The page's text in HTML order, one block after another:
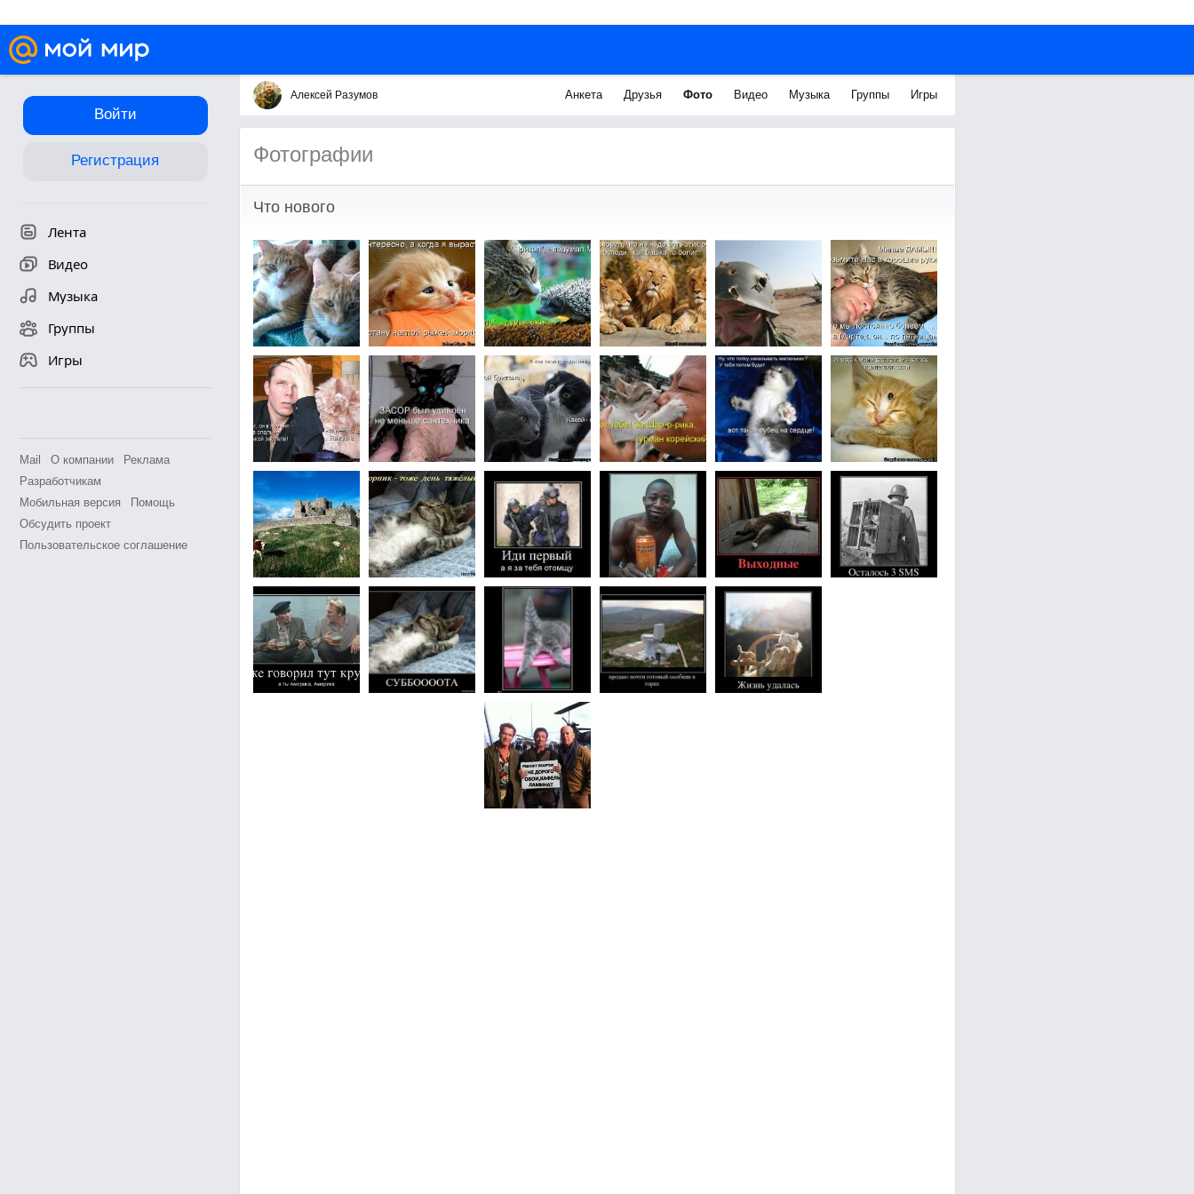
Войти
Регистрация
Лента
Видео
Музыка
Группы
Игры
Mail О компании
Реклама
Разработчикам
Мобильная версия
Помощь
Обсудить проект
Пользовательское соглашение
Алексей Разумов Анкета Друзья Фото Видео Музыка Группы Игры
Фотографии
Что нового